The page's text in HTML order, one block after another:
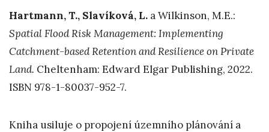
Hartmann, T., Slavíková, L. a Wilkinson, M.E.:
Spatial Flood Risk Management: Implementing
Catchment-based Retention and Resilience on Private
Land. Cheltenham: Edward Elgar Publishing, 2022.
ISBN 978-1-80037-952-7.
Kniha usiluje o propojení územního plánování a